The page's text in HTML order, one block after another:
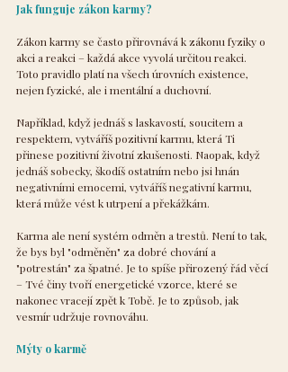
Jak funguje zákon karmy?
Zákon karmy se často přirovnává k zákonu fyziky o
akci a reakci – každá akce vyvolá určitou reakci.
Toto pravidlo platí na všech úrovních existence,
nejen fyzické, ale i mentální a duchovní.
Například, když jednáš s laskavostí, soucitem a
respektem, vytváříš pozitivní karmu, která Ti
přinese pozitivní životní zkušenosti. Naopak, když
jednáš sobecky, škodíš ostatním nebo jsi hnán
negativními emocemi, vytváříš negativní karmu,
která může vést k utrpení a překážkám.
Karma ale není systém odměn a trestů. Není to tak,
že bys byl "odměněn" za dobré chování a
"potrestán" za špatné. Je to spíše přirozený řád věcí
– Tvé činy tvoří energetické vzorce, které se
nakonec vracejí zpět k Tobě. Je to způsob, jak
vesmír udržuje rovnováhu.
Mýty o karmě